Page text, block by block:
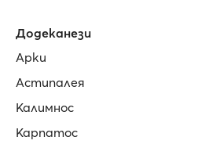
Додеканези
Арки
Астипалея
Калимнос
Карпатос